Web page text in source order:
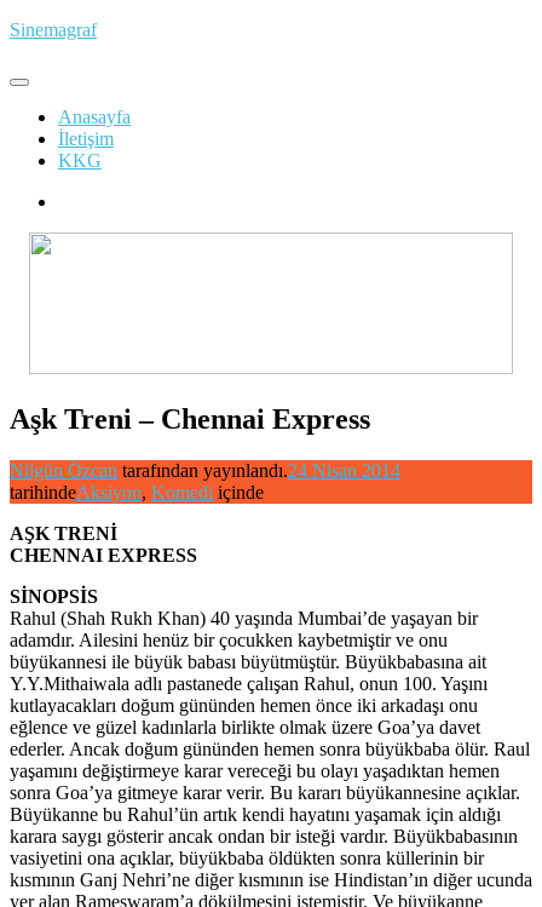
İçeriğe
Sinemagraf
Anasayfa
İletişim
KKG
Aşk Treni – Chennai Express
Nilgün Özcan tarafından yayınlandı.24 Nisan 2014
tarihindeAksiyon, Komedi içinde
AŞK TRENİ
CHENNAI EXPRESS
SİNOPSİS
Rahul (Shah Rukh Khan) 40 yaşında Mumbai’de yaşayan bir
adamdır. Ailesini henüz bir çocukken kaybetmiştir ve onu
büyükannesi ile büyük babası büyütmüştür. Büyükbabasına ait
Y.Y.Mithaiwala adlı pastanede çalışan Rahul, onun 100. Yaşını
kutlayacakları doğum gününden hemen önce iki arkadaşı onu
eğlence ve güzel kadınlarla birlikte olmak üzere Goa’ya davet
ederler. Ancak doğum gününden hemen sonra büyükbaba ölür. Raul
yaşamını değiştirmeye karar vereceği bu olayı yaşadıktan hemen
sonra Goa’ya gitmeye karar verir. Bu kararı büyükannesine açıklar.
Büyükanne bu Rahul’ün artık kendi hayatını yaşamak için aldığı
karara saygı gösterir ancak ondan bir isteği vardır. Büyükbabasının
vasiyetini ona açıklar, büyükbaba öldükten sonra küllerinin bir
kısmının Ganj Nehri’ne diğer kısmının ise Hindistan’ın diğer ucunda
yer alan Rameswaram’a dökülmesini istemiştir. Ve büyükanne